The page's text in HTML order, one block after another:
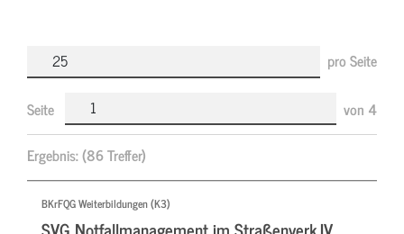
pro Seite
Seite von 4
Ergebnis:(86 Treffer)
BKrFQG Weiterbildungen (K3)